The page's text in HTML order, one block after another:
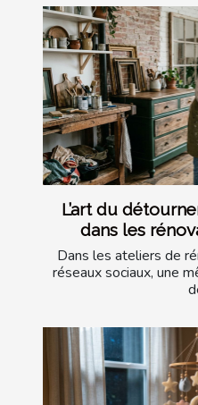
L’art du
dans les
Dans les ateliers de
réseaux sociaux, une